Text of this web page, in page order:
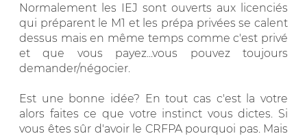
Normalement les IEJ sont ouverts aux licenciés
qui préparent le M1 et les prépa privées se calent
dessus mais en même temps comme c'est privé
et que vous payez...vous pouvez toujours
demander/négocier.
Est une bonne idée? En tout cas c'est la votre
alors faites ce que votre instinct vous dictes. Si
vous êtes sûr d'avoir le CRFPA pourquoi pas. Mais